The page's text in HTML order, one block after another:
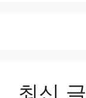
최신 글